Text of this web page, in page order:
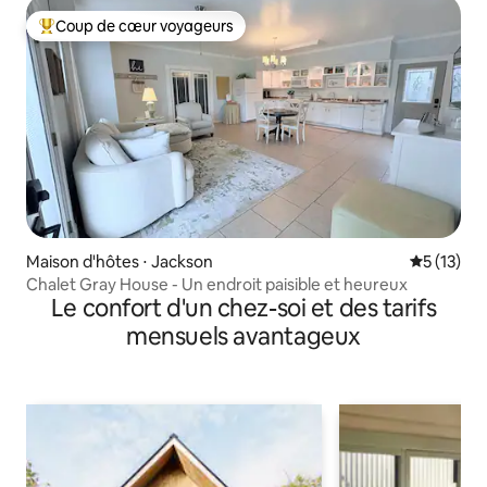
Coups de cœur voyageurs les plus appréciés
Coup de cœur voyageurs
Maison d'hôtes ⋅ Jackson
5 (13)
Chalet Gray House - Un endroit paisible et heureux
Le confort d'un chez-soi et des tarifs
mensuels avantageux